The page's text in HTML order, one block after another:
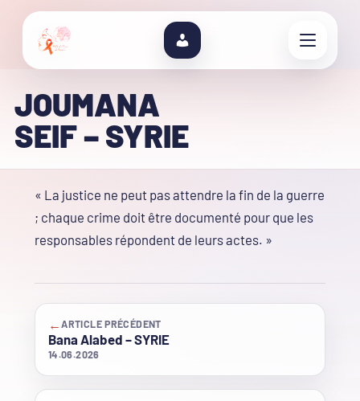
JOUMANA
SEIF – SYRIE
« La justice ne peut pas attendre la fin de la guerre
; chaque crime doit être documenté pour que les
responsables répondent de leurs actes. »
←ARTICLE PRÉCÉDENT
Bana Alabed – SYRIE
14.06.2026